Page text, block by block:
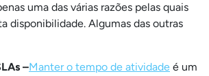
uma das várias razões pelas quais
disponibilidade. Algumas das outras
–Manter o tempo de atividade é um